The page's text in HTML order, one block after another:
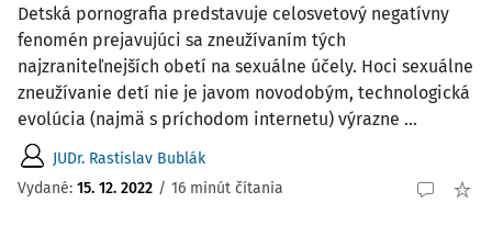
Detská pornografia predstavuje celosvetový negatívny
fenomén prejavujúci sa zneužívaním tých
najzraniteľnejších obetí na sexuálne účely. Hoci sexuálne
zneužívanie detí nie je javom novodobým, technologická
evolúcia (najmä s príchodom internetu) výrazne ...
JUDr. Rastislav Bublák
Vydané: 15. 12. 2022 / 16 minút čítania